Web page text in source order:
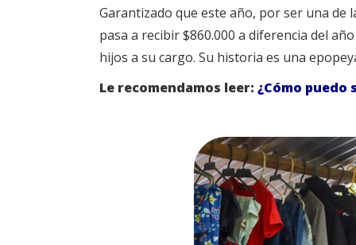
Garantizado que este año, por ser una
pasa a recibir $860.000 a diferencia del
hijos a su cargo. Su historia es una
Le recomendamos leer: ¿Cómo puedo